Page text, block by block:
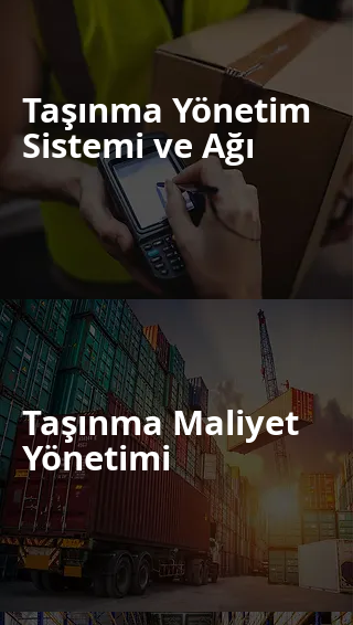
Görüntüle
Taşınma Yönetim
Sistemi ve Ağı
Görüntüle
Taşınma Maliyet
Yönetimi